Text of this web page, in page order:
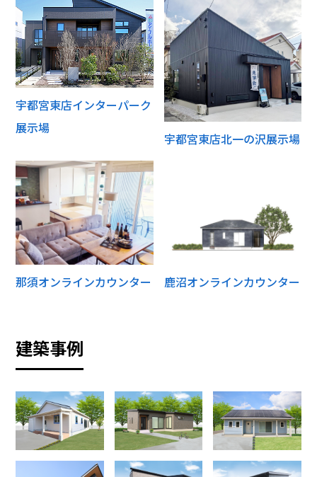
宇都宮東店インターパーク
展示場
宇都宮東店北一の沢展示場
那須オンラインカウンター 鹿沼オンラインカウンター
建築事例